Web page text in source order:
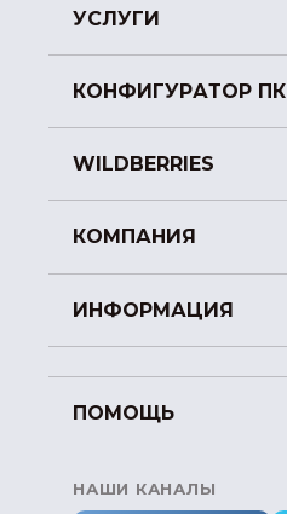
УСЛУГИ
КОНФИГУРАТОР ПК
WILDBERRIES
КОМПАНИЯ
ИНФОРМАЦИЯ
ПОМОЩЬ
НАШИ КАНАЛЫ